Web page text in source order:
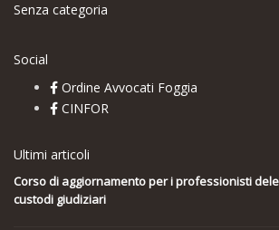
Senza categoria
Social
Ordine Avvocati Foggia
CINFOR
Ultimi articoli
Corso di aggiornamento per i professionisti
custodi giudiziari